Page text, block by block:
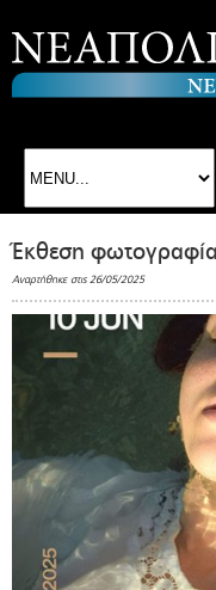
Έκθεση
Αναρτήθηκε στις 26/05/2025